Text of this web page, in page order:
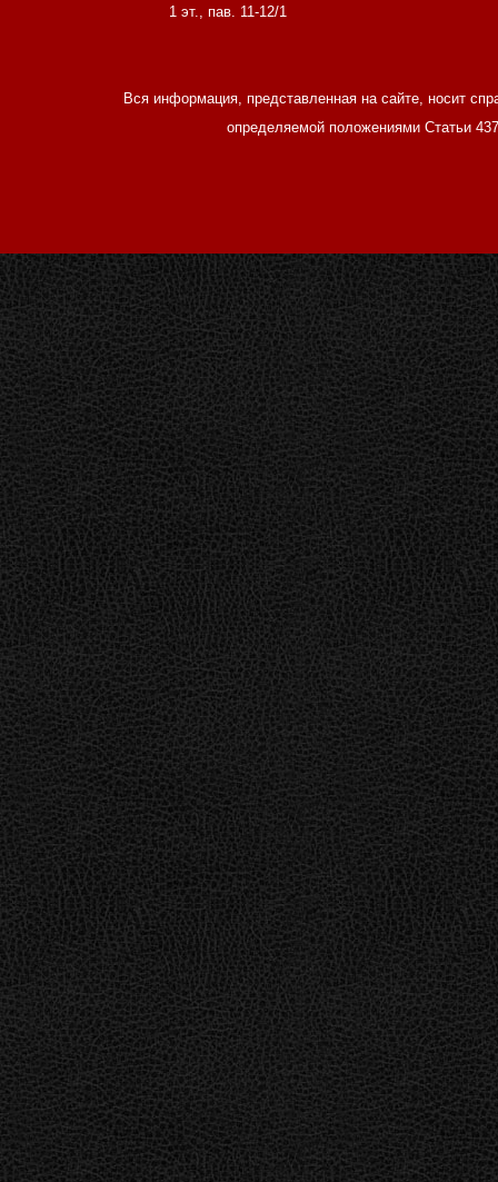
1 эт., пав. 11-12/1
Вся информация, представленная на сайте, носит
определяемой положениями Статьи